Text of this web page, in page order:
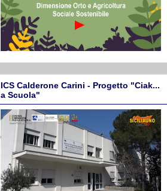
ICS Calderone Carini - Progetto "Ciak...
a Scuola"